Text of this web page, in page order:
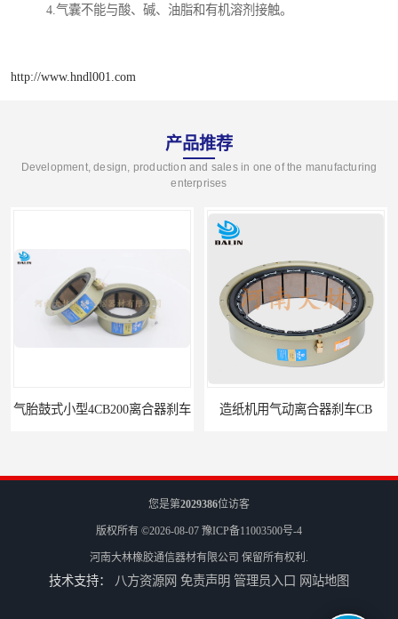
4.气囊不能与酸、碱、油脂和有机溶剂接触。
http://www.hndl001.com
产品推荐
Development, design, production and sales in one of the manufacturing
enterprises
气胎鼓式小型4CB200离合器刹车 造纸机用气动离合器刹车CB
您是第2029386位访客
版权所有 ©2026-08-07 豫ICP备11003500号-4
河南大林橡胶通信器材有限公司 保留所有权利.
技术支持： 八方资源网 免责声明 管理员入口 网站地图